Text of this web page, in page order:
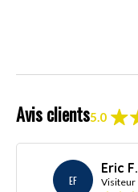
Avis clients5.0
EF
Eric F.
Visiteur